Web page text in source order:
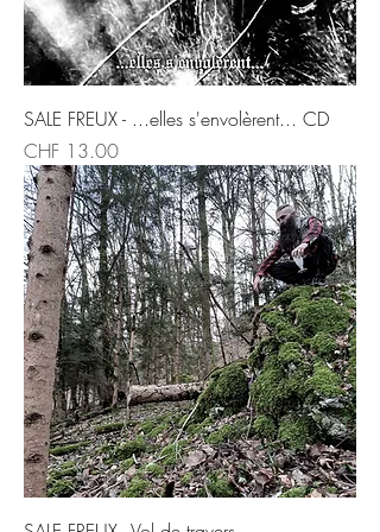
SALE FREUX - ...elles s'envolèrent... CD
Price
CHF 13.00